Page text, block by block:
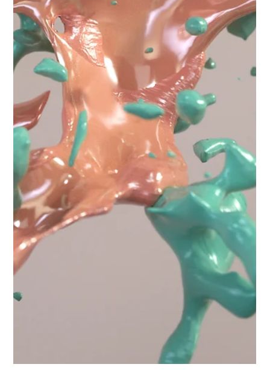
constantemente nossas experiências diárias. Entre as muitas
inovações que têm...